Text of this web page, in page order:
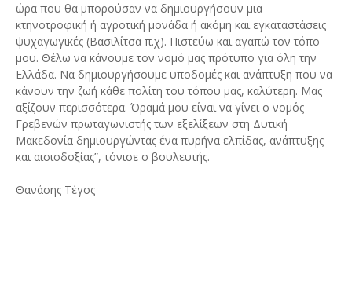
ώρα που θα μπορούσαν να δημιουργήσουν μια
κτηνοτροφική ή αγροτική μονάδα ή ακόμη και εγκαταστάσεις
ψυχαγωγικές (Βασιλίτσα π.χ). Πιστεύω και αγαπώ τον τόπο
μου. Θέλω να κάνουμε τον νομό μας πρότυπο για όλη την
Ελλάδα. Να δημιουργήσουμε υποδομές και ανάπτυξη που να
κάνουν την ζωή κάθε πολίτη του τόπου μας, καλύτερη. Μας
αξίζουν περισσότερα. Όραμά μου είναι να γίνει ο νομός
Γρεβενών πρωταγωνιστής των εξελίξεων στη Δυτική
Μακεδονία δημιουργώντας ένα πυρήνα ελπίδας, ανάπτυξης
και αισιοδοξίας”, τόνισε ο βουλευτής.
Θανάσης Τέγος